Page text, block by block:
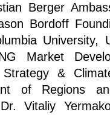
Berger
Bordoff
University,
Market
&
of Regions
Vitaliy